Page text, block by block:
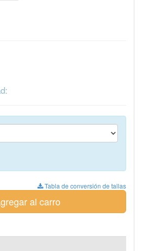
Tabla de conversión de tallas
al carro